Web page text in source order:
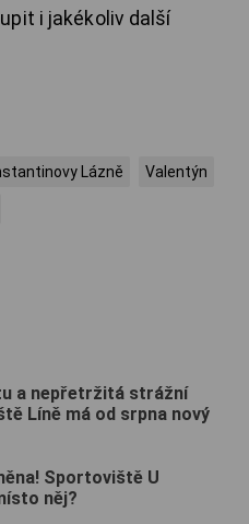
i jakékoliv další
Lázně Valentýn
a nepřetržitá strážní
Líně má od srpna nový
Sportoviště U
něj?